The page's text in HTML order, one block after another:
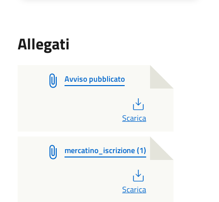
Allegati
Avviso pubblicato
Scarica
mercatino_iscrizione (1)
Scarica